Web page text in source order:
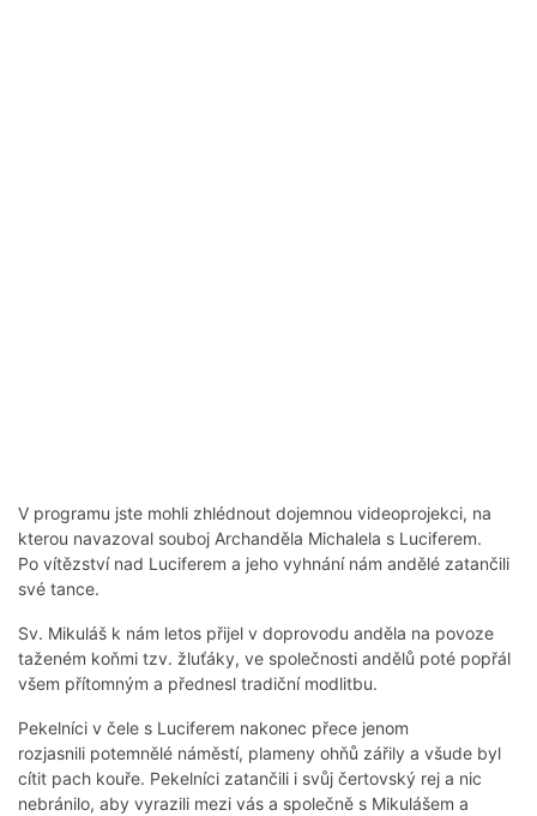
V programu jste mohli zhlédnout dojemnou videoprojekci, na
kterou navazoval souboj Archanděla Michalela s Luciferem.
Po vítězství nad Luciferem a jeho vyhnání nám andělé zatančili
své tance.
Sv. Mikuláš k nám letos přijel v doprovodu anděla na povoze
taženém koňmi tzv. žluťáky, ve společnosti andělů poté popřál
všem přítomným a přednesl tradiční modlitbu.
Pekelníci v čele s Luciferem nakonec přece jenom
rozjasnili potemnělé náměstí, plameny ohňů zářily a všude byl
cítit pach kouře. Pekelníci zatančili i svůj čertovský rej a nic
nebránilo, aby vyrazili mezi vás a společně s Mikulášem a